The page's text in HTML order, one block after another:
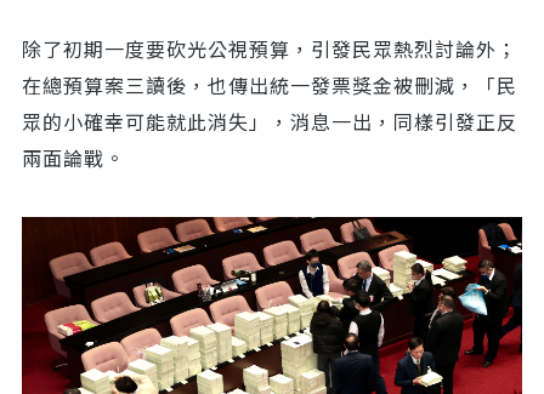
除了初期一度要砍光公視預算，引發民眾熱烈討論外；
在總預算案三讀後，也傳出統一發票獎金被刪減，「民
眾的小確幸可能就此消失」，消息一出，同樣引發正反
兩面論戰。